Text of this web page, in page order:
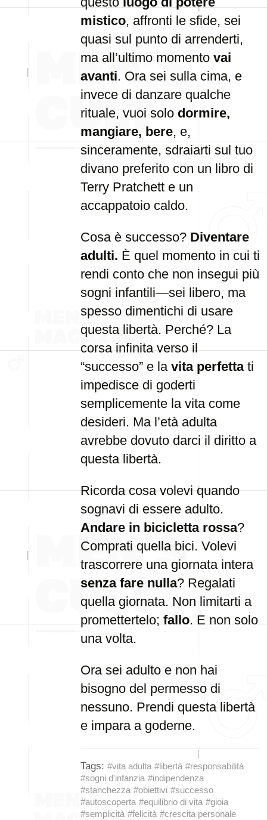
mistico, affronti le sfide, sei
quasi sul punto di arrenderti,
ma all’ultimo momento vai
avanti. Ora sei sulla cima, e
invece di danzare qualche
rituale, vuoi solo dormire,
mangiare, bere, e,
sinceramente, sdraiarti sul tuo
divano preferito con un libro di
Terry Pratchett e un
accappatoio caldo.
Cosa è successo? Diventare
adulti. È quel momento in cui ti
rendi conto che non insegui più
sogni infantili—sei libero, ma
spesso dimentichi di usare
questa libertà. Perché? La
corsa infinita verso il
“successo” e la vita perfettati
impedisce di goderti
semplicemente la vita come
desideri. Ma l’età adulta
avrebbe dovuto darci il diritto a
questa libertà.
Ricorda cosa volevi quando
sognavi di essere adulto.
Andare in bicicletta rossa?
Comprati quella bici. Volevi
trascorrere una giornata intera
senza fare nulla? Regalati
quella giornata. Non limitarti a
promettertelo;fallo. E non solo
una volta.
Ora sei adulto e non hai
bisogno del permesso di
nessuno. Prendi questa libertà
e impara a goderne.
Tags: #vita adulta #libertà #responsabilità
#sogni d'infanzia #indipendenza
#stanchezza #obiettivi #successo
#autoscoperta #equilibrio di vita #gioia
#semplicità #felicità #crescita personale